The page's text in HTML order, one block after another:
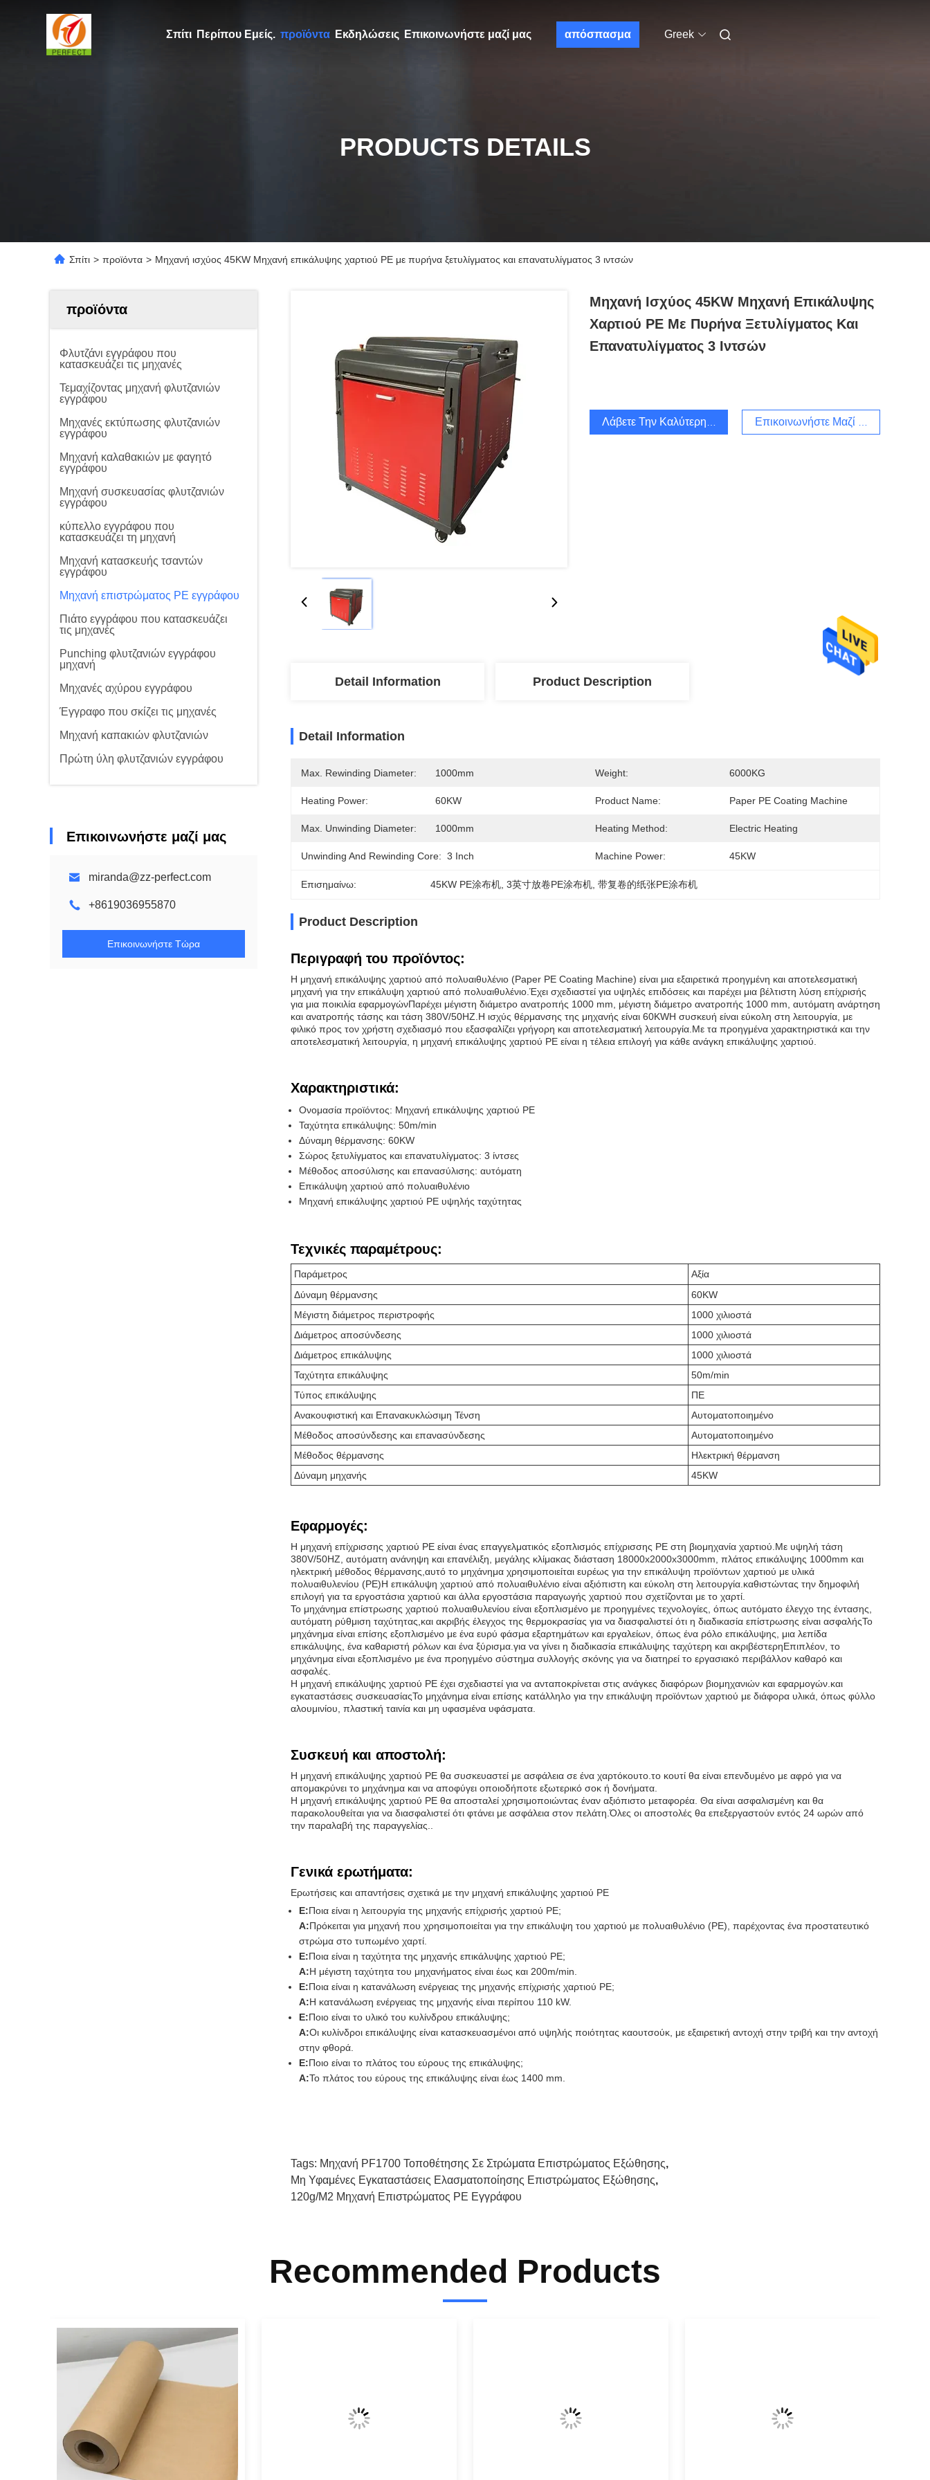
Σπίτι Περίπου Εμείς. προϊόντα Εκδηλώσεις Επικοινωνήστε μαζί μας απόσπασμα Greek
PRODUCTS DETAILS
Σπίτι > προϊόντα > Μηχανή ισχύος 45KW Μηχανή επικάλυψης χαρτιού PE με πυρήνα ξετυλίγματος και επανατυλίγματος 3 ιντσών
προϊόντα
Φλυτζάνι εγγράφου που
κατασκευάζει τις μηχανές
Τεμαχίζοντας μηχανή φλυτζανιών
εγγράφου
Μηχανές εκτύπωσης φλυτζανιών
εγγράφου
Μηχανή καλαθακιών με φαγητό
εγγράφου
Μηχανή συσκευασίας φλυτζανιών
εγγράφου
κύπελλο εγγράφου που
κατασκευάζει τη μηχανή
Μηχανή κατασκευής τσαντών
εγγράφου
Μηχανή επιστρώματος PE εγγράφου
Πιάτο εγγράφου που κατασκευάζει
τις μηχανές
Punching φλυτζανιών εγγράφου
μηχανή
Μηχανές αχύρου εγγράφου
Έγγραφο που σκίζει τις μηχανές
Μηχανή καπακιών φλυτζανιών
Πρώτη ύλη φλυτζανιών εγγράφου
Επικοινωνήστε μαζί μας
miranda@zz-perfect.com
+8619036955870
Επικοινωνήστε Τώρα
Μηχανή Ισχύος 45KW Μηχανή Επικάλυψης
Χαρτιού PE Με Πυρήνα Ξετυλίγματος Και
Επανατυλίγματος 3 Ιντσών
Λάβετε Την Καλύτερη Τιμή Επικοινωνήστε Μαζί Μας
Detail Information Product Description
Detail Information
Max. Rewinding Diameter: 1000mm Weight: 6000KG
Heating Power: 60KW Product Name: Paper PE Coating Machine
Max. Unwinding Diameter: 1000mm Heating Method: Electric Heating
Unwinding And Rewinding Core: 3 Inch Machine Power: 45KW
Επισημαίνω: 45KW PE涂布机 , 3英寸放卷PE涂布机 , 带复卷的纸张PE涂布机
Product Description
Περιγραφή του προϊόντος:
Η μηχανή επικάλυψης χαρτιού από πολυαιθυλένιο (Paper PE Coating Machine) είναι μια εξαιρετικά προηγμένη και αποτελεσματική
μηχανή για την επικάλυψη χαρτιού από πολυαιθυλένιο.Έχει σχεδιαστεί για υψηλές επιδόσεις και παρέχει μια βέλτιστη λύση επίχρισής
για μια ποικιλία εφαρμογώνΠαρέχει μέγιστη διάμετρο ανατροπής 1000 mm, μέγιστη διάμετρο ανατροπής 1000 mm, αυτόματη ανάρτηση
και ανατροπής τάσης και τάση 380V/50HZ.Η ισχύς θέρμανσης της μηχανής είναι 60KWΗ συσκευή είναι εύκολη στη λειτουργία, με
φιλικό προς τον χρήστη σχεδιασμό που εξασφαλίζει γρήγορη και αποτελεσματική λειτουργία.Με τα προηγμένα χαρακτηριστικά και την
αποτελεσματική λειτουργία, η μηχανή επικάλυψης χαρτιού PE είναι η τέλεια επιλογή για κάθε ανάγκη επικάλυψης χαρτιού.
Χαρακτηριστικά:
Ονομασία προϊόντος: Μηχανή επικάλυψης χαρτιού PE
Ταχύτητα επικάλυψης: 50m/min
Δύναμη θέρμανσης: 60KW
Σώρος ξετυλίγματος και επανατυλίγματος: 3 ίντσες
Μέθοδος αποσύλισης και επανασύλισης: αυτόματη
Επικάλυψη χαρτιού από πολυαιθυλένιο
Μηχανή επικάλυψης χαρτιού PE υψηλής ταχύτητας
Τεχνικές παραμέτρους:
Παράμετρος
Αξία
Δύναμη θέρμανσης
60KW
Μέγιστη διάμετρος περιστροφής
1000 χιλιοστά
Διάμετρος αποσύνδεσης
1000 χιλιοστά
Διάμετρος επικάλυψης
1000 χιλιοστά
Ταχύτητα επικάλυψης
50m/min
Τύπος επικάλυψης
ΠΕ
Ανακουφιστική και Επανακυκλώσιμη Τένση
Αυτοματοποιημένο
Μέθοδος αποσύνδεσης και επανασύνδεσης
Αυτοματοποιημένο
Μέθοδος θέρμανσης
Ηλεκτρική θέρμανση
Δύναμη μηχανής
45KW
Εφαρμογές:
Η μηχανή επίχρισσης χαρτιού PE είναι ένας επαγγελματικός εξοπλισμός επίχρισσης PE στη βιομηχανία χαρτιού.Με υψηλή τάση
380V/50HZ, αυτόματη ανάνηψη και επανέλιξη, μεγάλης κλίμακας διάσταση 18000x2000x3000mm, πλάτος επικάλυψης 1000mm και
ηλεκτρική μέθοδος θέρμανσης,αυτό το μηχάνημα χρησιμοποιείται ευρέως για την επικάλυψη προϊόντων χαρτιού με υλικά
πολυαιθυλενίου (PE)Η επικάλυψη χαρτιού από πολυαιθυλένιο είναι αξιόπιστη και εύκολη στη λειτουργία.καθιστώντας την δημοφιλή
επιλογή για τα εργοστάσια χαρτιού και άλλα εργοστάσια παραγωγής χαρτιού που σχετίζονται με το χαρτί.
Το μηχάνημα επίστρωσης χαρτιού πολυαιθυλενίου είναι εξοπλισμένο με προηγμένες τεχνολογίες, όπως αυτόματο έλεγχο της έντασης,
αυτόματη ρύθμιση ταχύτητας,και ακριβής έλεγχος της θερμοκρασίας για να διασφαλιστεί ότι η διαδικασία επίστρωσης είναι ασφαλήςΤο
μηχάνημα είναι επίσης εξοπλισμένο με ένα ευρύ φάσμα εξαρτημάτων και εργαλείων, όπως ένα ρόλο επικάλυψης, μια λεπίδα
επικάλυψης, ένα καθαριστή ρόλων και ένα ξύρισμα.για να γίνει η διαδικασία επικάλυψης ταχύτερη και ακριβέστερηΕπιπλέον, το
μηχάνημα είναι εξοπλισμένο με ένα προηγμένο σύστημα συλλογής σκόνης για να διατηρεί το εργασιακό περιβάλλον καθαρό και
ασφαλές.
Η μηχανή επικάλυψης χαρτιού PE έχει σχεδιαστεί για να ανταποκρίνεται στις ανάγκες διαφόρων βιομηχανιών και εφαρμογών.και
εγκαταστάσεις συσκευασίαςΤο μηχάνημα είναι επίσης κατάλληλο για την επικάλυψη προϊόντων χαρτιού με διάφορα υλικά, όπως φύλλο
αλουμινίου, πλαστική ταινία και μη υφασμένα υφάσματα.
Συσκευή και αποστολή:
Η μηχανή επικάλυψης χαρτιού PE θα συσκευαστεί με ασφάλεια σε ένα χαρτόκουτο.το κουτί θα είναι επενδυμένο με αφρό για να
απομακρύνει το μηχάνημα και να αποφύγει οποιοδήποτε εξωτερικό σοκ ή δονήματα.
Η μηχανή επικάλυψης χαρτιού PE θα αποσταλεί χρησιμοποιώντας έναν αξιόπιστο μεταφορέα. Θα είναι ασφαλισμένη και θα
παρακολουθείται για να διασφαλιστεί ότι φτάνει με ασφάλεια στον πελάτη.Όλες οι αποστολές θα επεξεργαστούν εντός 24 ωρών από
την παραλαβή της παραγγελίας..
Γενικά ερωτήματα:
Ερωτήσεις και απαντήσεις σχετικά με την μηχανή επικάλυψης χαρτιού PE
Ε:Ποια είναι η λειτουργία της μηχανής επίχρισής χαρτιού PE;
Α:Πρόκειται για μηχανή που χρησιμοποιείται για την επικάλυψη του χαρτιού με πολυαιθυλένιο (PE), παρέχοντας ένα προστατευτικό
στρώμα στο τυπωμένο χαρτί.
Ε:Ποια είναι η ταχύτητα της μηχανής επικάλυψης χαρτιού PE;
Α:Η μέγιστη ταχύτητα του μηχανήματος είναι έως και 200m/min.
Ε:Ποια είναι η κατανάλωση ενέργειας της μηχανής επίχρισής χαρτιού PE;
Α:Η κατανάλωση ενέργειας της μηχανής είναι περίπου 110 kW.
Ε:Ποιο είναι το υλικό του κυλίνδρου επικάλυψης;
Α:Οι κυλίνδροι επικάλυψης είναι κατασκευασμένοι από υψηλής ποιότητας καουτσούκ, με εξαιρετική αντοχή στην τριβή και την αντοχή
στην φθορά.
Ε:Ποιο είναι το πλάτος του εύρους της επικάλυψης;
Α:Το πλάτος του εύρους της επικάλυψης είναι έως 1400 mm.
Tags: Μηχανή PF1700 Τοποθέτησης Σε Στρώματα Επιστρώματος Εξώθησης,
Μη Υφαμένες Εγκαταστάσεις Ελασματοποίησης Επιστρώματος Εξώθησης,
120g/M2 Μηχανή Επιστρώματος PE Εγγράφου
Recommended Products